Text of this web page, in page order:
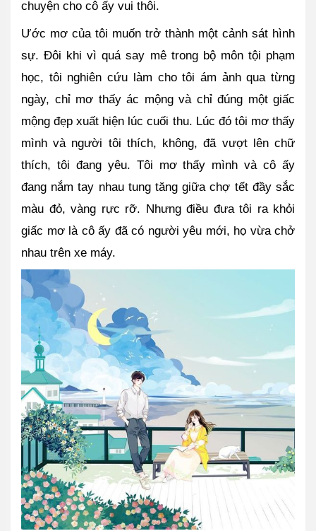
chuyện cho cô ấy vui thôi.
Ước mơ của tôi muốn trở thành một cảnh sát hình
sự. Đôi khi vì quá say mê trong bộ môn tội phạm
học, tôi nghiên cứu làm cho tôi ám ảnh qua từng
ngày, chỉ mơ thấy ác mộng và chỉ đúng một giấc
mộng đẹp xuất hiện lúc cuối thu. Lúc đó tôi mơ thấy
mình và người tôi thích, không, đã vượt lên chữ
thích, tôi đang yêu. Tôi mơ thấy mình và cô ấy
đang nắm tay nhau tung tăng giữa chợ tết đầy sắc
màu đỏ, vàng rực rỡ. Nhưng điều đưa tôi ra khỏi
giấc mơ là cô ấy đã có người yêu mới, họ vừa chở
nhau trên xe máy.